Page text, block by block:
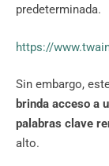
predeterminada.
https://
Sin embargo,
brinda acceso a
palabras clave
alto.